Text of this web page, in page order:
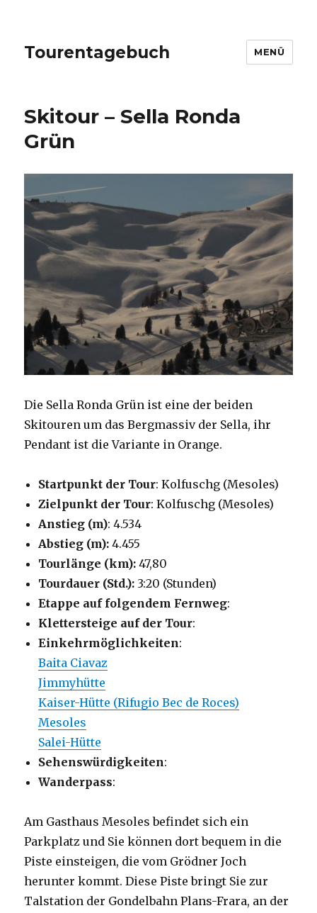
Tourentagebuch MENÜ
Skitour – Sella Ronda
Grün
Die Sella Ronda Grün ist eine der beiden
Skitouren um das Bergmassiv der Sella, ihr
Pendant ist die Variante in Orange.
Startpunkt der Tour: Kolfuschg (Mesoles)
Zielpunkt der Tour: Kolfuschg (Mesoles)
Anstieg (m): 4.534
Abstieg (m): 4.455
Tourlänge (km):47,80
Tourdauer (Std.): 3:20 (Stunden)
Etappe auf folgendem Fernweg:
Klettersteige auf der Tour:
Einkehrmöglichkeiten:
Baita Ciavaz
Jimmyhütte
Kaiser-Hütte (Rifugio Bec de Roces)
Mesoles
Salei-Hütte
Sehenswürdigkeiten:
Wanderpass:
Am Gasthaus Mesoles befindet sich ein
Parkplatz und Sie können dort bequem in die
Piste einsteigen, die vom Grödner Joch
herunter kommt. Diese Piste bringt Sie zur
Talstation der Gondelbahn Plans-Frara, an der